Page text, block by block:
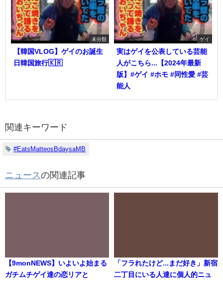
未分類
【韓国VLOG】ゲイのお誕生
日韓国旅行🇰🇷
ゲイ
実はゲイを公表している芸能
人がこちら...【2024年最新
版】#ゲイ #ホモ #同性愛 #芸
能人
関連キーワード
#EatsMatteosBdaysaMB
ニュースの関連記事
【9monNEWS】いよいよ始まる
ガチムチゲイ達の恋リアと
「フラれたけど...まだ好き」新宿
二丁目にいる人達に個人的ニュ